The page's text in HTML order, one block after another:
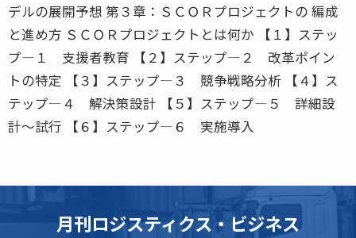
デルの展開予想 第３章：ＳＣＯＲプロジェクトの 編成
と進め方 ＳＣＯＲプロジェクトとは何か 【１】ステッ
プ―１ 支援者教育 【２】ステップ―２ 改革ポイン
トの特定 【３】ステップ―３ 競争戦略分析 【４】ス
テップ―４ 解決策設計 【５】ステップ―５ 詳細設
計〜試行 【６】ステップ―６ 実施導入
月刊ロジスティクス・ビジネス